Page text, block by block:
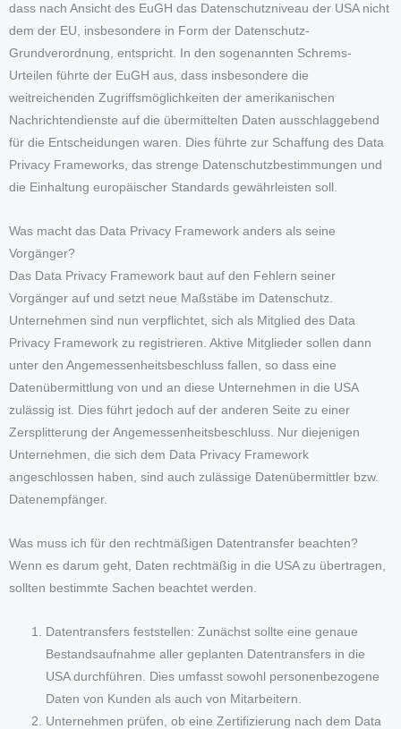
dass nach Ansicht des EuGH das Datenschutzniveau der USA nicht
dem der EU, insbesondere in Form der Datenschutz-
Grundverordnung, entspricht. In den sogenannten Schrems-
Urteilen führte der EuGH aus, dass insbesondere die
weitreichenden Zugriffsmöglichkeiten der amerikanischen
Nachrichtendienste auf die übermittelten Daten ausschlaggebend
für die Entscheidungen waren. Dies führte zur Schaffung des Data
Privacy Frameworks, das strenge Datenschutzbestimmungen und
die Einhaltung europäischer Standards gewährleisten soll.
Was macht das Data Privacy Framework anders als seine
Vorgänger?
Das Data Privacy Framework baut auf den Fehlern seiner
Vorgänger auf und setzt neue Maßstäbe im Datenschutz.
Unternehmen sind nun verpflichtet, sich als Mitglied des Data
Privacy Framework zu registrieren. Aktive Mitglieder sollen dann
unter den Angemessenheitsbeschluss fallen, so dass eine
Datenübermittlung von und an diese Unternehmen in die USA
zulässig ist. Dies führt jedoch auf der anderen Seite zu einer
Zersplitterung der Angemessenheitsbeschluss. Nur diejenigen
Unternehmen, die sich dem Data Privacy Framework
angeschlossen haben, sind auch zulässige Datenübermittler bzw.
Datenempfänger.
Was muss ich für den rechtmäßigen Datentransfer beachten?
Wenn es darum geht, Daten rechtmäßig in die USA zu übertragen,
sollten bestimmte Sachen beachtet werden.
Datentransfers feststellen: Zunächst sollte eine genaue
Bestandsaufnahme aller geplanten Datentransfers in die
USA durchführen. Dies umfasst sowohl personenbezogene
Daten von Kunden als auch von Mitarbeitern.
Unternehmen prüfen, ob eine Zertifizierung nach dem Data